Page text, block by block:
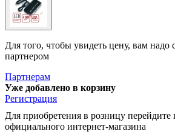
Для того, чтобы увидеть цену, вам надо
партнером
Партнерам
Уже добавлено в корзину
Регистрация
Для приобретения в розницу перейдите
официального интернет-магазина